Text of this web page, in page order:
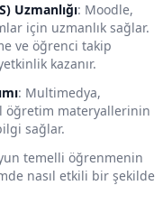
Uzmanlığı: Moodle,
için uzmanlık sağlar.
ve öğrenci takip
kazanır.
: Multimedya,
öğretim materyallerinin
sağlar.
temelli öğrenmenin
nasıl etkili bir şekilde